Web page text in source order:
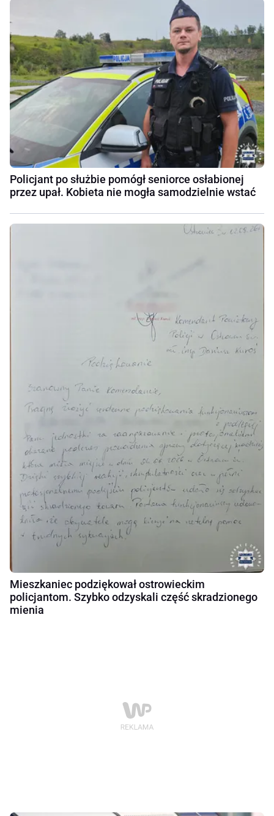
Policjant po służbie pomógł seniorce osłabionej
przez upał. Kobieta nie mogła samodzielnie wstać
Mieszkaniec podziękował ostrowieckim
policjantom. Szybko odzyskali część skradzionego
mienia